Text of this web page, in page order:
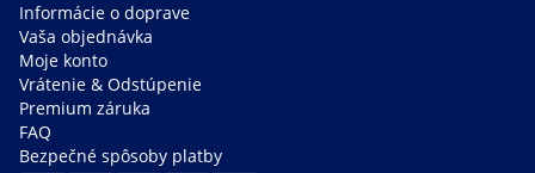
Informácie o doprave
Vaša objednávka
Moje konto
Vrátenie & Odstúpenie
Premium záruka
FAQ
Bezpečné spôsoby platby